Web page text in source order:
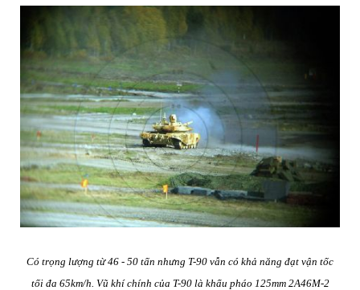
Có trọng lượng từ 46 - 50 tấn nhưng T-90 vẫn có khả năng đạt vận tốc
tối đa 65km/h. Vũ khí chính của T-90 là khẩu pháo 125mm 2A46M-2